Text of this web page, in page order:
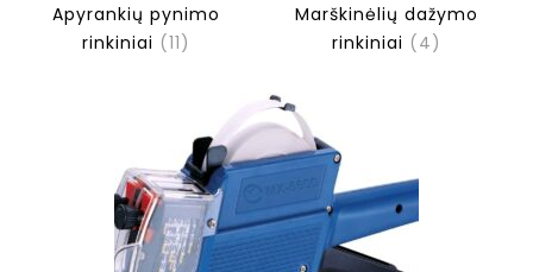
Apyrankių pynimo
rinkiniai (11)
Marškinėlių dažymo
rinkiniai (4)